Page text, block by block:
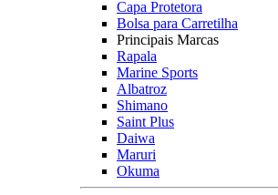
Capa Protetora
Bolsa para Carretilha
Principais Marcas
Rapala
Marine Sports
Albatroz
Shimano
Saint Plus
Daiwa
Maruri
Okuma